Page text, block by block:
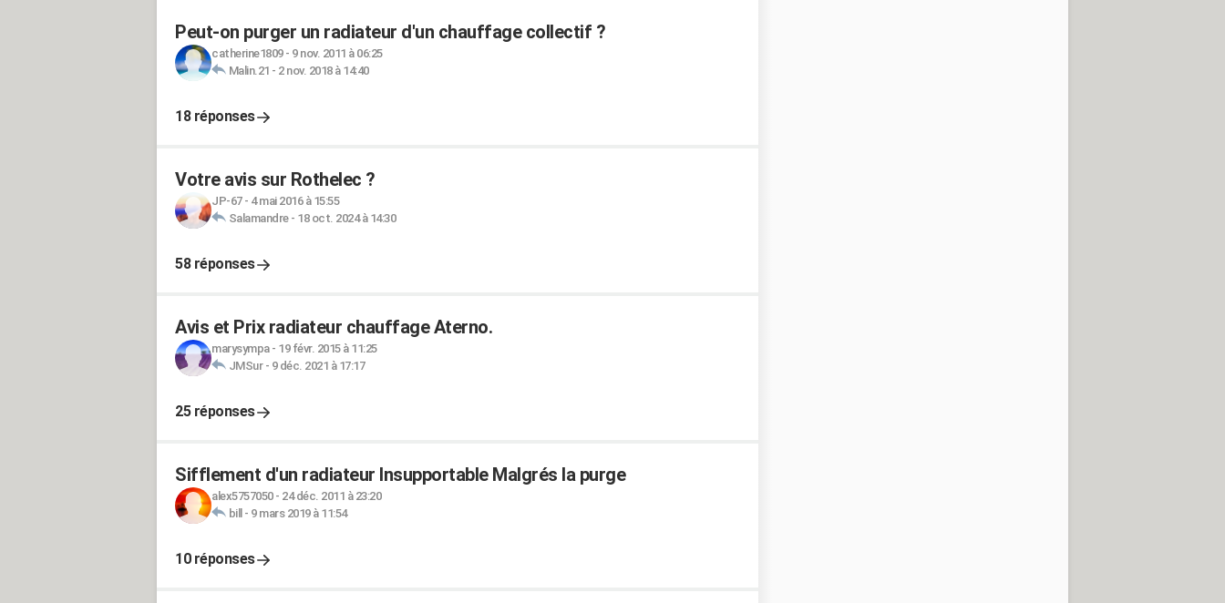
Peut-on purger un radiateur d'un chauffage collectif ?
catherine1809- 9 nov. 2011 à 06:25
Malin.21 - 2 nov. 2018 à 14:40
18 réponses
Votre avis sur Rothelec ?
JP-67- 4 mai 2016 à 15:55
Salamandre- 18 oct. 2024 à 14:30
58 réponses
Avis et Prix radiateur chauffage Aterno.
marysympa- 19 févr. 2015 à 11:25
JMSur- 9 déc. 2021 à 17:17
25 réponses
Sifflement d'un radiateur Insupportable Malgrés la purge
alex5757050- 24 déc. 2011 à 23:20
bill - 9 mars 2019 à 11:54
10 réponses